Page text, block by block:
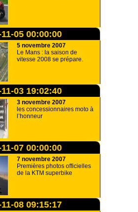
05 00:00:00
5 novembre 2007
Le Mans : la saison de
vitesse 2008 se prépare.
03 19:02:40
3 novembre 2007
les concessionnaires moto à
l’honneur
07 00:00:00
7 novembre 2007
Premières photos officielles
de la KTM superbike
08 09:15:17